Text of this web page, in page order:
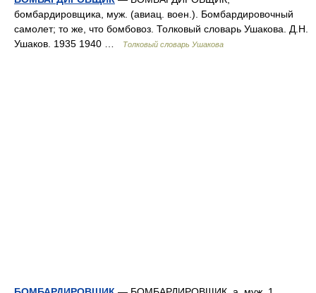
бомбардировщика, муж. (авиац. воен.). Бомбардировочный
самолет; то же, что бомбовоз. Толковый словарь Ушакова. Д.Н.
Ушаков. 1935 1940 …
Толковый словарь Ушакова